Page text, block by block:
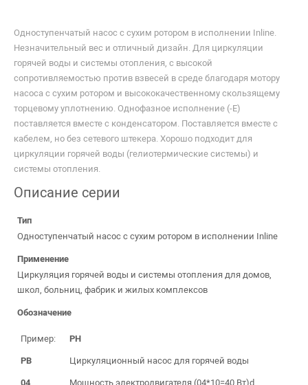
Одноступенчатый насос с сухим ротором в исполнении Inline.
Незначительный вес и отличный дизайн. Для циркуляции
горячей воды и системы отопления, с высокой
сопротивляемостью против взвесей в среде благодаря мотору
насоса с сухим ротором и высококачественному скользящему
торцевому уплотнению. Однофазное исполнение (-E)
поставляется вместе с конденсатором. Поставляется вместе с
кабелем, но без сетевого штекера. Хорошо подходит для
циркуляции горячей воды (гелиотермические системы) и
системы отопления.
Описание серии
Тип
Одноступенчатый насос с сухим ротором в исполнении Inline
Применение
Циркуляция горячей воды и системы отопления для домов,
школ, больниц, фабрик и жилых комплексов
Обозначение
Пример: PH
PB Циркуляционный насос для горячей воды
04 Мощность электродвигателя (04*10=40 Вт)d